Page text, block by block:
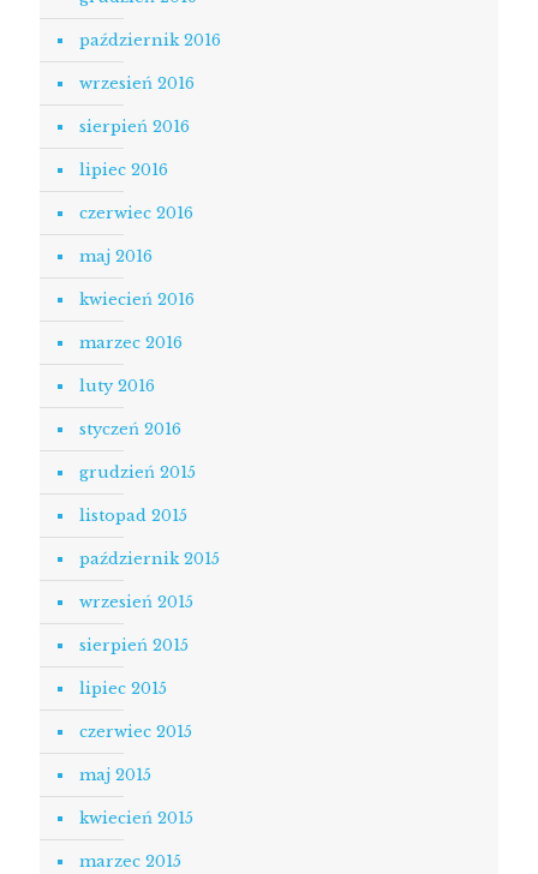
październik 2016
wrzesień 2016
sierpień 2016
lipiec 2016
czerwiec 2016
maj 2016
kwiecień 2016
marzec 2016
luty 2016
styczeń 2016
grudzień 2015
listopad 2015
październik 2015
wrzesień 2015
sierpień 2015
lipiec 2015
czerwiec 2015
maj 2015
kwiecień 2015
marzec 2015